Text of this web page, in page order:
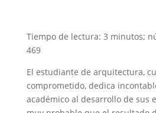
Tiempo de lectura: 3 minutos;
469
El estudiante de arquitectura,
comprometido, dedica
académico al desarrollo de sus